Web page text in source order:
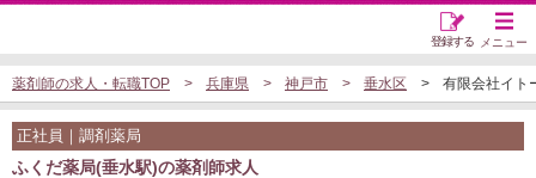
メニュー
登録する
薬剤師の求人・転職TOP 兵庫県 神戸市 垂水区 有限会社イト
正社員｜調剤薬局
ふくだ薬局(垂水駅)の薬剤師求人